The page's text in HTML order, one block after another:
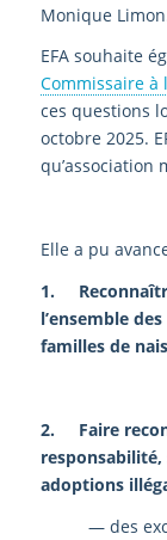
Monique
EFA souhaite
Commissaire à
ces questions
octobre 2025.
qu’association
Elle a pu
1.
l’ensemble
familles de
2. Faire
responsabilité,
adoptions
— des